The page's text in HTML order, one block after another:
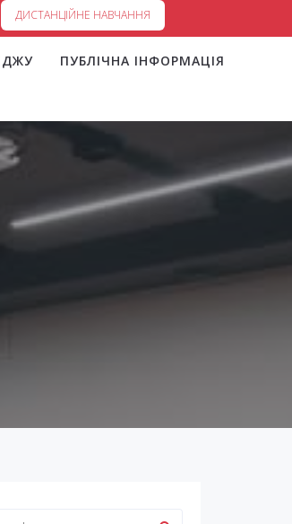
ДИСТАНЦІЙНЕ НАВЧАННЯ
ПУБЛІЧНА ІНФОРМАЦІЯ